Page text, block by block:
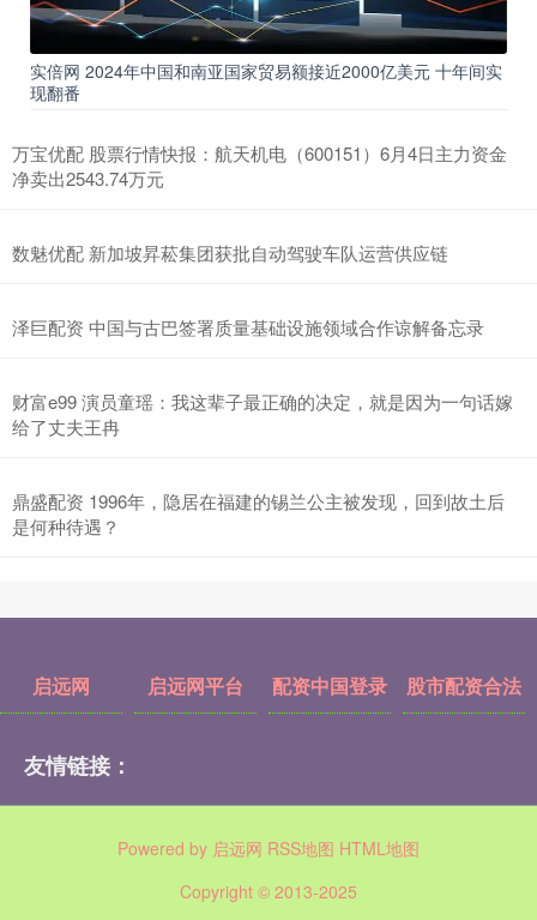
实倍网 2024年中国和南亚国家贸易额接近2000亿美元 十年间实
现翻番
万宝优配 股票行情快报：航天机电（600151）6月4日主力资金
净卖出2543.74万元
数魅优配 新加坡昇菘集团获批自动驾驶车队运营供应链
泽巨配资 中国与古巴签署质量基础设施领域合作谅解备忘录
财富e99 演员童瑶：我这辈子最正确的决定，就是因为一句话嫁
给了丈夫王冉
鼎盛配资 1996年，隐居在福建的锡兰公主被发现，回到故土后
是何种待遇？
启远网 启远网平台 配资中国登录 股市配资合法
友情链接：
Powered by 启远网 RSS地图 HTML地图
Copyright © 2013-2025